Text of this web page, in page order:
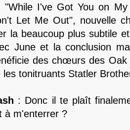
"While I've Got You on
Let Me Out", nouvelle
la beaucoup plus subtile
June et la conclusion
des chœurs des
les tonitruants Statler
: Donc il te plaît
à m'enterrer ?